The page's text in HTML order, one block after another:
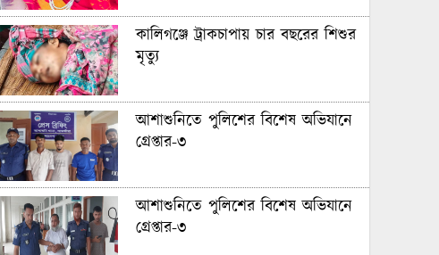
কালিগঞ্জে ট্রাকচাপায় চার বছরের শিশুর
মৃত্যু
আশাশুনিতে পুলিশের বিশেষ অভিযানে
গ্রেপ্তার-৩
আশাশুনিতে পুলিশের বিশেষ অভিযানে
গ্রেপ্তার-৩